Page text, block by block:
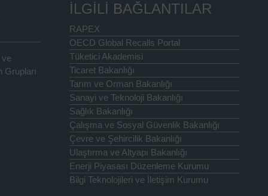
ve
Grupları
İLGİLİ BAĞLANTILAR
RAPEX
OECD Global Recalls Portal
Tüketici Akademisi
Ticaret Bakanlığı
Tarım ve Orman Bakanlığı
Sanayi ve Teknoloji Bakanlığı
Sağlık Bakanlığı
Çalışma ve Sosyal Güvenlik Bakanlığı
Çevre ve Şehircilik Bakanlığı
Ulaştırma ve Altyapı Bakanlığı
Enerji Piyasası Düzenleme Kurumu
Bilgi Teknolojileri ve İletişim Kurumu